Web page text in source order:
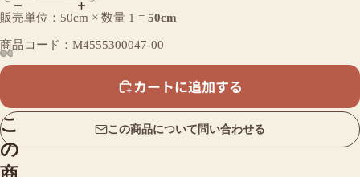
こ
の
販売単位：50cm × 数量 1 = 50cm
商品コード：M4555300047-00
カートに追加する
この商品について問い合わせる